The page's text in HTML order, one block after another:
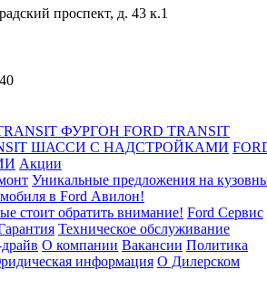
проспект, д. 43 к.1
ФУРГОН FORD TRANSIT
ШАССИ С НАДСТРОЙКАМИ
Акции
Уникальные предложения на
в Ford Авилон!
стоит обратить внимание! Ford Сервис
Техническое обслуживание
О компании Вакансии Политика
информация О Дилерском